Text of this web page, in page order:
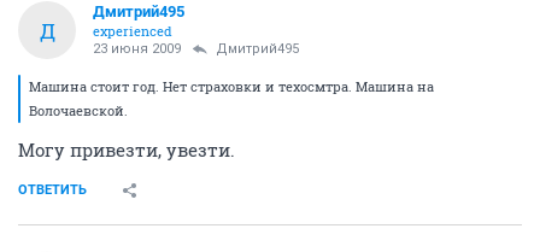
Д
Дмитрий495
experienced
23 июня 2009 Дмитрий495
Машина стоит год. Нет страховки и техосмтра. Машина на
Волочаевской.
Могу привезти, увезти.
ОТВЕТИТЬ